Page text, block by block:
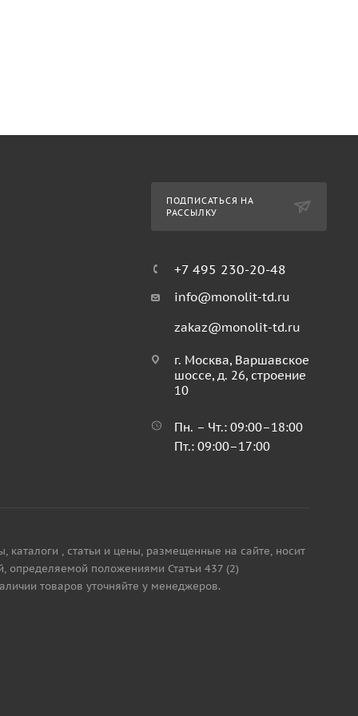
ПОДПИСАТЬСЯ НА
РАССЫЛКУ
+7 495 230-20-48
info@monolit-td.ru
zakaz@monolit-td.ru
г. Москва, Варшавское
шоссе, д. 26, строение
10
Пн. – Чт.: 09:00–18:00
Пт.: 09:00–17:00
, статьи и цены, размещенные на сайте, носит
определяемой положениями Статьи 437 (2)
товаров уточняйте у менеджеров.